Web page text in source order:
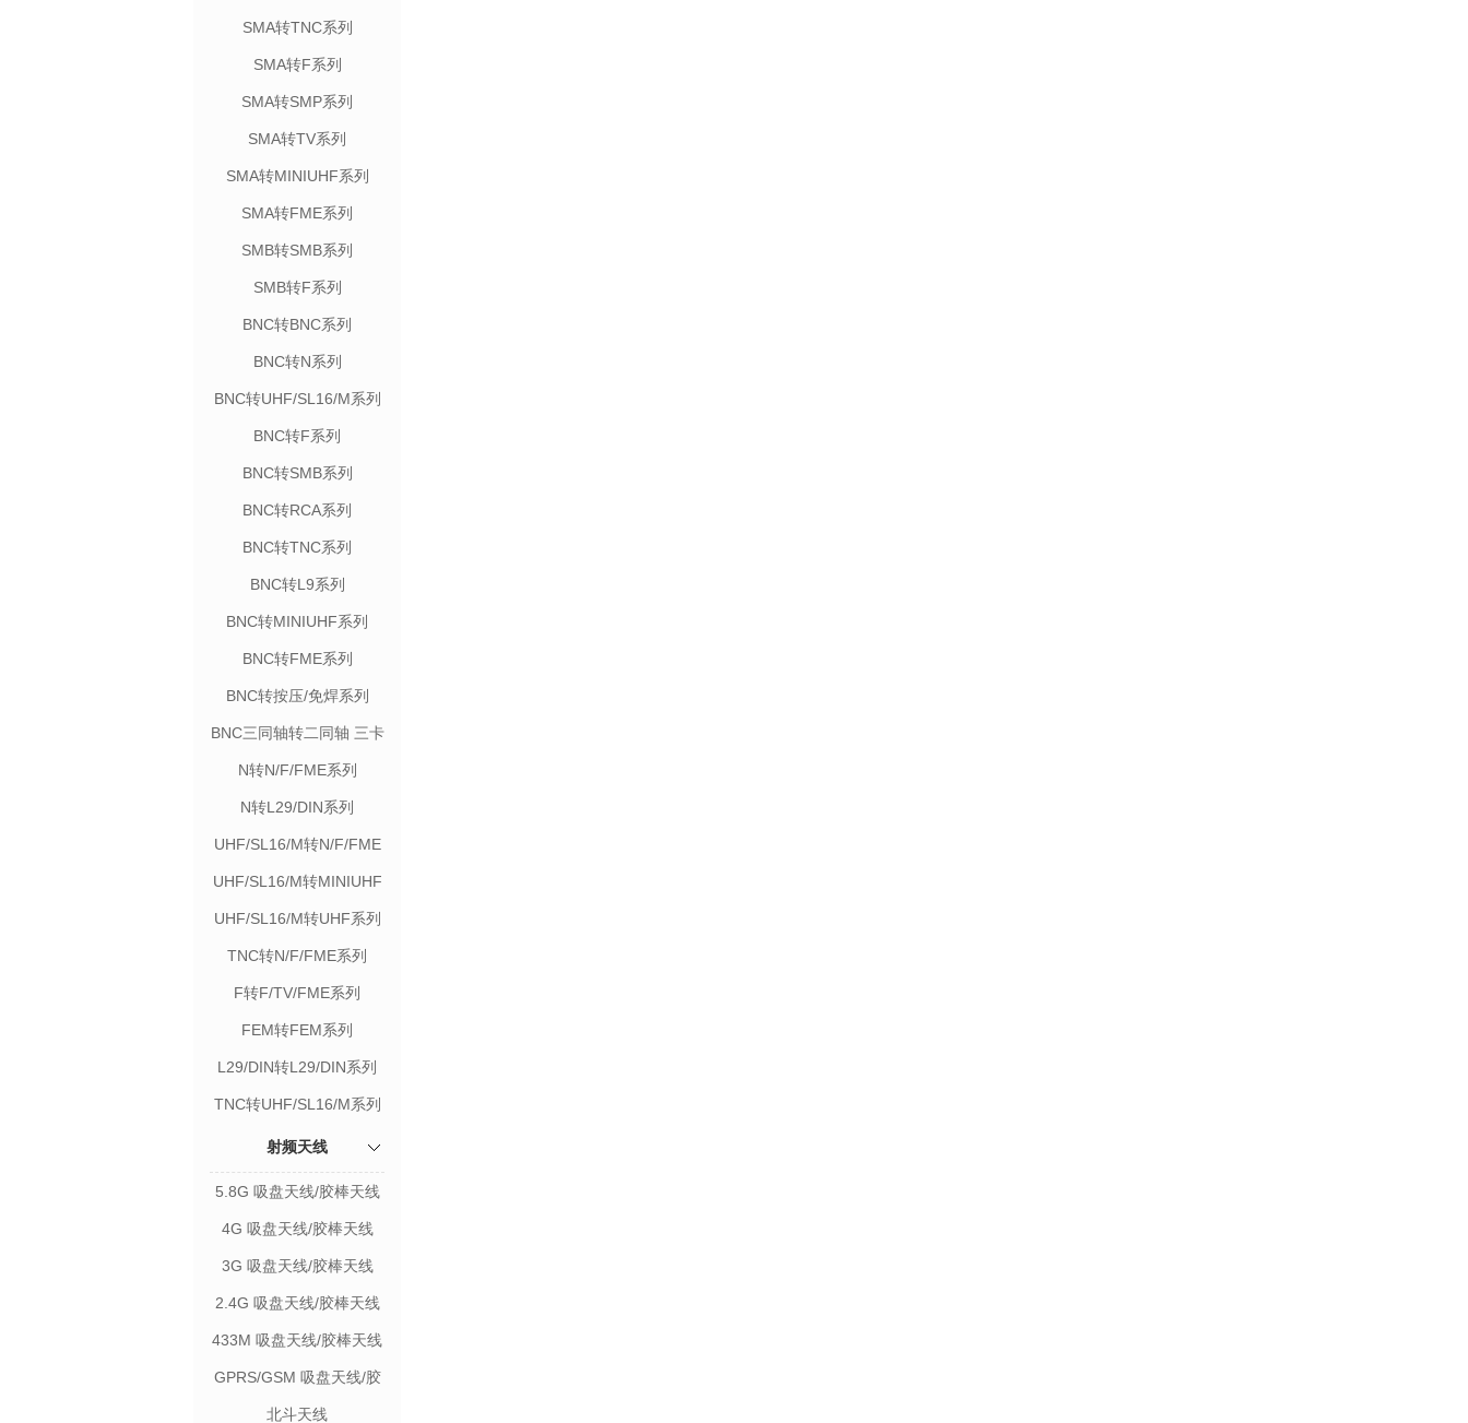
SMA转TNC系列
SMA转F系列
SMA转SMP系列
SMA转TV系列
SMA转MINIUHF系列
SMA转FME系列
SMB转SMB系列
SMB转F系列
BNC转BNC系列
BNC转N系列
BNC转UHF/SL16/M系列
BNC转F系列
BNC转SMB系列
BNC转RCA系列
BNC转TNC系列
BNC转L9系列
BNC转MINIUHF系列
BNC转FME系列
BNC转按压/免焊系列
BNC三同轴转二同轴 三卡
N转N/F/FME系列
N转L29/DIN系列
UHF/SL16/M转N/F/FME
UHF/SL16/M转MINIUHF
UHF/SL16/M转UHF系列
TNC转N/F/FME系列
F转F/TV/FME系列
FEM转FEM系列
L29/DIN转L29/DIN系列
TNC转UHF/SL16/M系列
射频天线
5.8G 吸盘天线/胶棒天线
4G 吸盘天线/胶棒天线
3G 吸盘天线/胶棒天线
2.4G 吸盘天线/胶棒天线
433M 吸盘天线/胶棒天线
GPRS/GSM 吸盘天线/胶
棒天线
北斗天线